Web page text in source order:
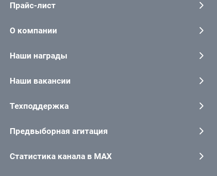
Прайс-лист
О компании
Наши награды
Наши вакансии
Техподдержка
Предвыборная агитация
Статистика канала в MAX